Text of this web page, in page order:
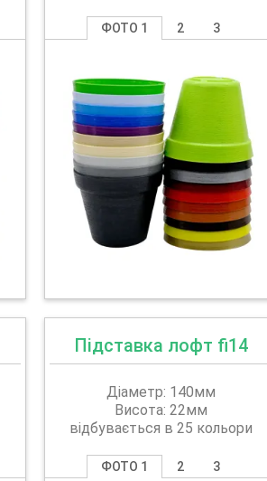
ФОТО 1 2 3
Підставка лофт fi14
Діаметр: 140мм
Висота: 22мм
відбувається в 25 кольори
ФОТО 1 2 3